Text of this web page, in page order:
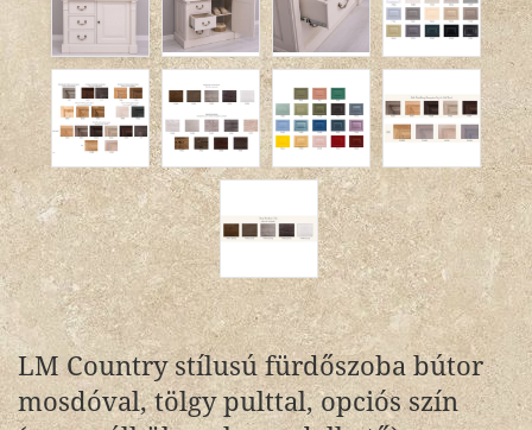
LM Country stílusú fürdőszoba bútor
mosdóval, tölgy pulttal, opciós szín